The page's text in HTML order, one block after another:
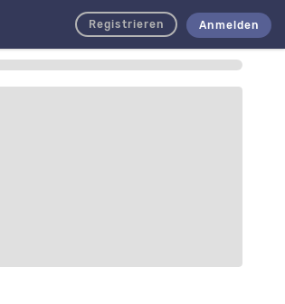
Registrieren Anmelden